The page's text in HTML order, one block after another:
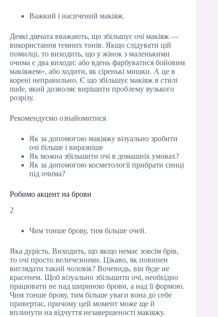
Важкий і насичений макіяж.
Деякі дівчата вважають, що збільшує очі макіяж —
використання темних тонів. Якщо слідувати цій
помилці, то виходить, що у жінок з маленькими
очима є два виходи: або вдень фарбуватися бойовим
макіяжем», або ходити, як сіренькі мишки. А це в
корені неправильно. Є що збільшує макіяж в стилі
nude, який дозволяє вирішити проблему вузького
розрізу.
Рекомендуємо ознайомитися
Як за допомогою макіяжу візуально зробити
очі більше і виразніше
Як можна збільшити очі в домашніх умовах?
Як за допомогою косметології прибрати синці
під очима?
Робимо акцент на брови
2
Чим тонше брову, тим більше очей.
Яка дурість. Виходить, що якщо немає зовсім брів,
то очі просто величезними. Цікаво, як повинен
виглядати такий чоловік? Вочевидь, він буде не
красенем. Щоб візуально збільшити очі, необхідно
працювати не над шириною брови, а над її формою.
Чим тонше брову, тим більше уваги вона до себе
привертає, причому цей момент може ще й
вплинути на відчуття незавершеності макіяжу.